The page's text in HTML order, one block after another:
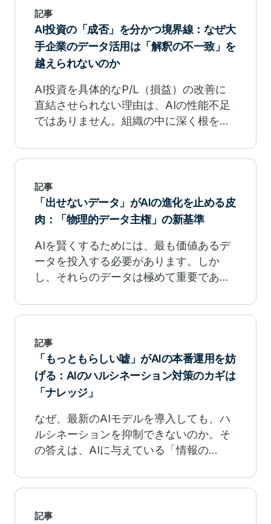
記事
AI投資の「成否」を分かつ境界線：なぜ大
手企業のデータ活用は「解釈の不一致」を
越えられないのか
AI投資を具体的なP/L（損益）の改善に
直結させられない理由は、AIの性能不足
ではありません。組織の中に深く根を張
釈の不一致」です。
記事
「出せないデータ」がAIの進化を止める皮
肉：「物理的データ主権」の新基準
AIを賢くするためには、最も価値あるデ
ータを投入する必要があります。しか
し、それらのデータは極めて重要である
ド）へ安易に送ることができない」とい
理的データ主権」を確立すべき時です。
記事
「もっともらしい嘘」がAIの本番運用を妨
げる：AIのハルシネーション対策のカギは
「ナレッジ」
なぜ、最新のAIモデルを導入しても、ハ
ルシネーションを抑制できないのか。そ
の答えは、AIに与えている「情報の
ります。
記事